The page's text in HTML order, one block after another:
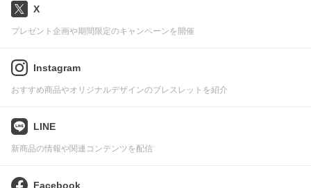
X
プレゼント企画や期間限定のキャンペーンを開催
Instagram
おすすめ商品やオリジナルデザインのブレスレットを紹介
LINE
新商品の情報や関連コンテンツを配信
Facebook